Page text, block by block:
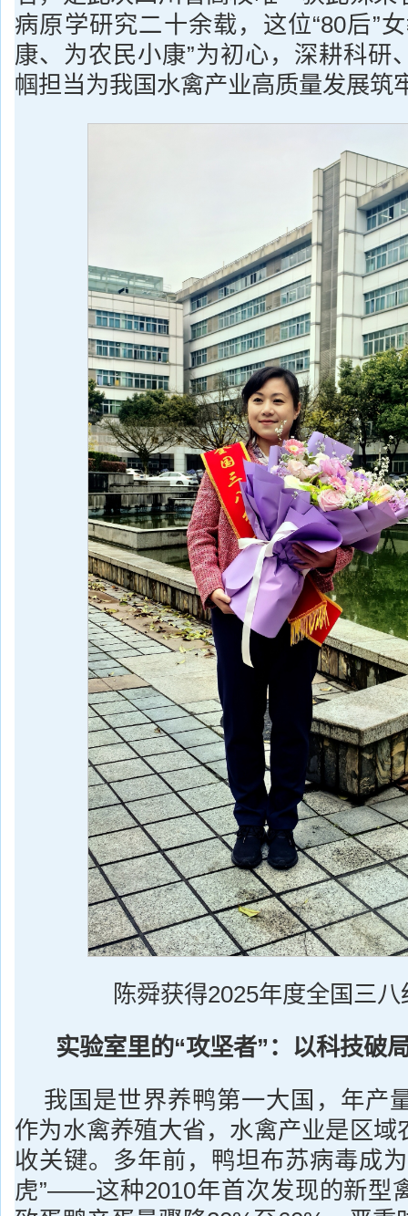
病原学研究二十余载，这位“80后”
康、为农民小康”为初心，深耕科研
帼担当为我国水禽产业高质量发展筑
陈舜获得2025年度全国三
实验室里的“攻坚者”：以科技破
我国是世界养鸭第一大国，年产
作为水禽养殖大省，水禽产业是区域
收关键。多年前，鸭坦布苏病毒成
虎”——这种2010年首次发现的新型